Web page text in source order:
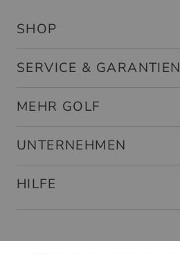
SHOP
SERVICE & GARANTIEN
MEHR GOLF
UNTERNEHMEN
HILFE